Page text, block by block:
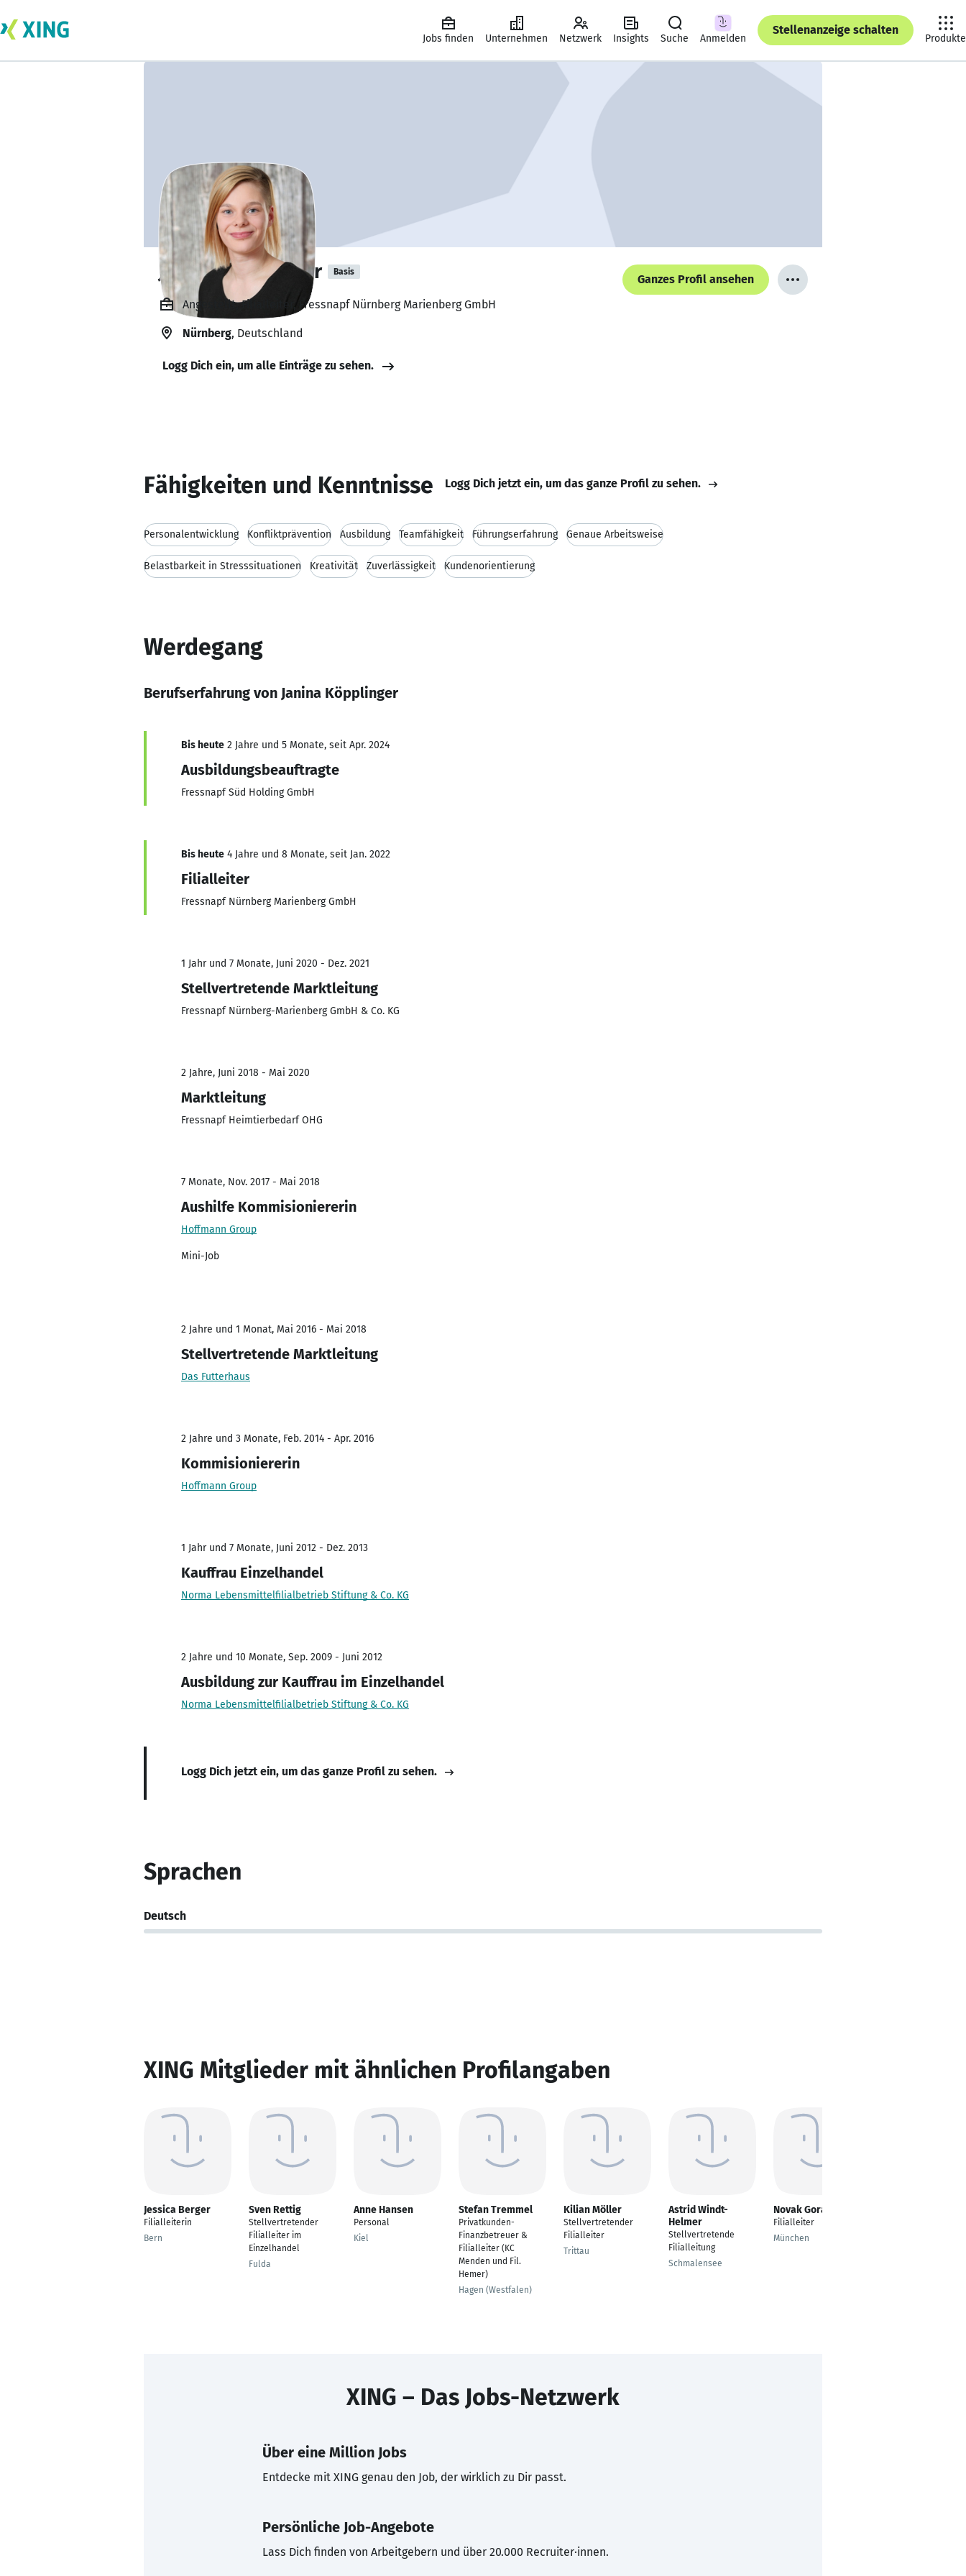
Jobs finden Unternehmen Netzwerk Insights Suche Anmelden
Stellenanzeige schalten
Produkte
Janina Köpplinger Basis
Ganzes Profil ansehen
Angestellt, Filialleiter, Fressnapf Nürnberg Marienberg GmbH
Nürnberg, Deutschland
Logg Dich ein, um alle Einträge zu sehen.
Fähigkeiten und Kenntnisse Logg Dich jetzt ein, um das ganze Profil zu sehen.
Personalentwicklung Konfliktprävention Ausbildung Teamfähigkeit Führungserfahrung Genaue Arbeitsweise
Belastbarkeit in Stresssituationen Kreativität Zuverlässigkeit Kundenorientierung
Werdegang
Berufserfahrung von Janina Köpplinger
Bis heute 2 Jahre und 5 Monate, seit Apr. 2024
Ausbildungsbeauftragte
Fressnapf Süd Holding GmbH
Bis heute 4 Jahre und 8 Monate, seit Jan. 2022
Filialleiter
Fressnapf Nürnberg Marienberg GmbH
1 Jahr und 7 Monate, Juni 2020 - Dez. 2021
Stellvertretende Marktleitung
Fressnapf Nürnberg-Marienberg GmbH & Co. KG
2 Jahre, Juni 2018 - Mai 2020
Marktleitung
Fressnapf Heimtierbedarf OHG
7 Monate, Nov. 2017 - Mai 2018
Aushilfe Kommisioniererin
Hoffmann Group
Mini-Job
2 Jahre und 1 Monat, Mai 2016 - Mai 2018
Stellvertretende Marktleitung
Das Futterhaus
2 Jahre und 3 Monate, Feb. 2014 - Apr. 2016
Kommisioniererin
Hoffmann Group
1 Jahr und 7 Monate, Juni 2012 - Dez. 2013
Kauffrau Einzelhandel
Norma Lebensmittelfilialbetrieb Stiftung & Co. KG
2 Jahre und 10 Monate, Sep. 2009 - Juni 2012
Ausbildung zur Kauffrau im Einzelhandel
Norma Lebensmittelfilialbetrieb Stiftung & Co. KG
Logg Dich jetzt ein, um das ganze Profil zu sehen.
Sprachen
Deutsch
XING Mitglieder mit ähnlichen Profilangaben
Jessica Berger
Filialleiterin
Bern
Sven Rettig
Stellvertretender
Filialleiter im
Einzelhandel
Fulda
Anne Hansen
Personal
Kiel
Stefan Tremmel
Privatkunden-
Finanzbetreuer &
Filialleiter (KC
Menden und Fil.
Hemer)
Hagen (Westfalen)
Kilian Möller
Stellvertretender
Filialleiter
Trittau
Astrid Windt-
Helmer
Stellvertretende
Filialleitung
Schmalensee
Novak Goran
Filialleiter
München
XING – Das Jobs-Netzwerk
Über eine Million Jobs
Entdecke mit XING genau den Job, der wirklich zu Dir passt.
Persönliche Job-Angebote
Lass Dich finden von Arbeitgebern und über 20.000 Recruiter·innen.